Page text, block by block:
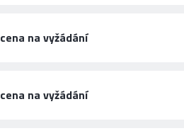
cena na vyžádání
cena na vyžádání